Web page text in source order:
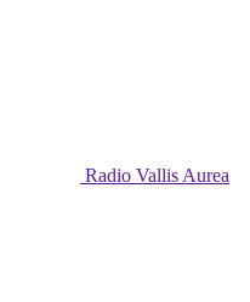
Radio Vallis Aurea